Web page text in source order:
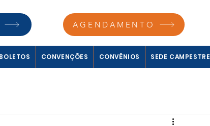
AGENDAMENTO
BOLETOS CONVENÇÕES CONVÊNIOS SEDE CAMPESTRE